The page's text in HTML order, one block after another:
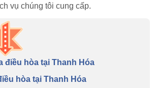
vụ chúng tôi cung cấp.
điều hòa tại Thanh Hóa
hòa tại Thanh Hóa